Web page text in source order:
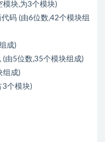
块,为3个模块)
码 (由6位数,42个模块组
成)
由5位数,35个模块组成)
组成)
3个模块)